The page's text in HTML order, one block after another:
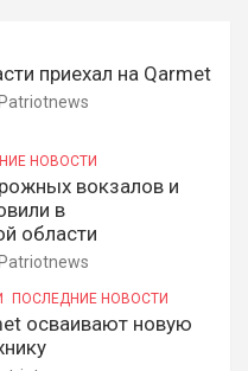
приехал на Qarmet
Patriotnews
НОВОСТИ
вокзалов и
в
области
Patriotnews
ПОСЛЕДНИЕ НОВОСТИ
осваивают новую